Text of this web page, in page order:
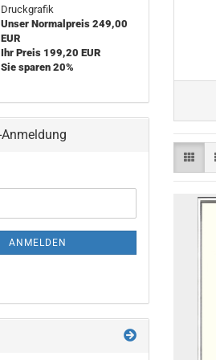
Druckgrafik
Unser Normalpreis 249,00
EUR
Ihr Preis 199,20 EUR
Sie sparen 20%
ANMELDEN